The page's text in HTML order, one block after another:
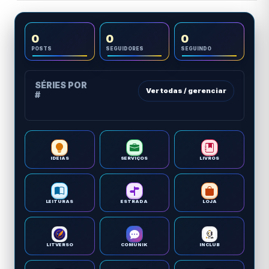
0
POSTS
0
SEGUIDORES
0
SEGUINDO
SÉRIES POR
#
Ver todas / gerenciar
IDEIAS SERVIÇOS LIVROS
LEITURAS ESTRADA LOJA
LITVERSO COMUNIK INCLUB